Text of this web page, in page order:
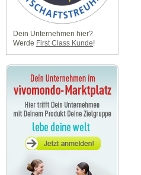
Dein Unternehmen hier?
Werde First Class Kunde!